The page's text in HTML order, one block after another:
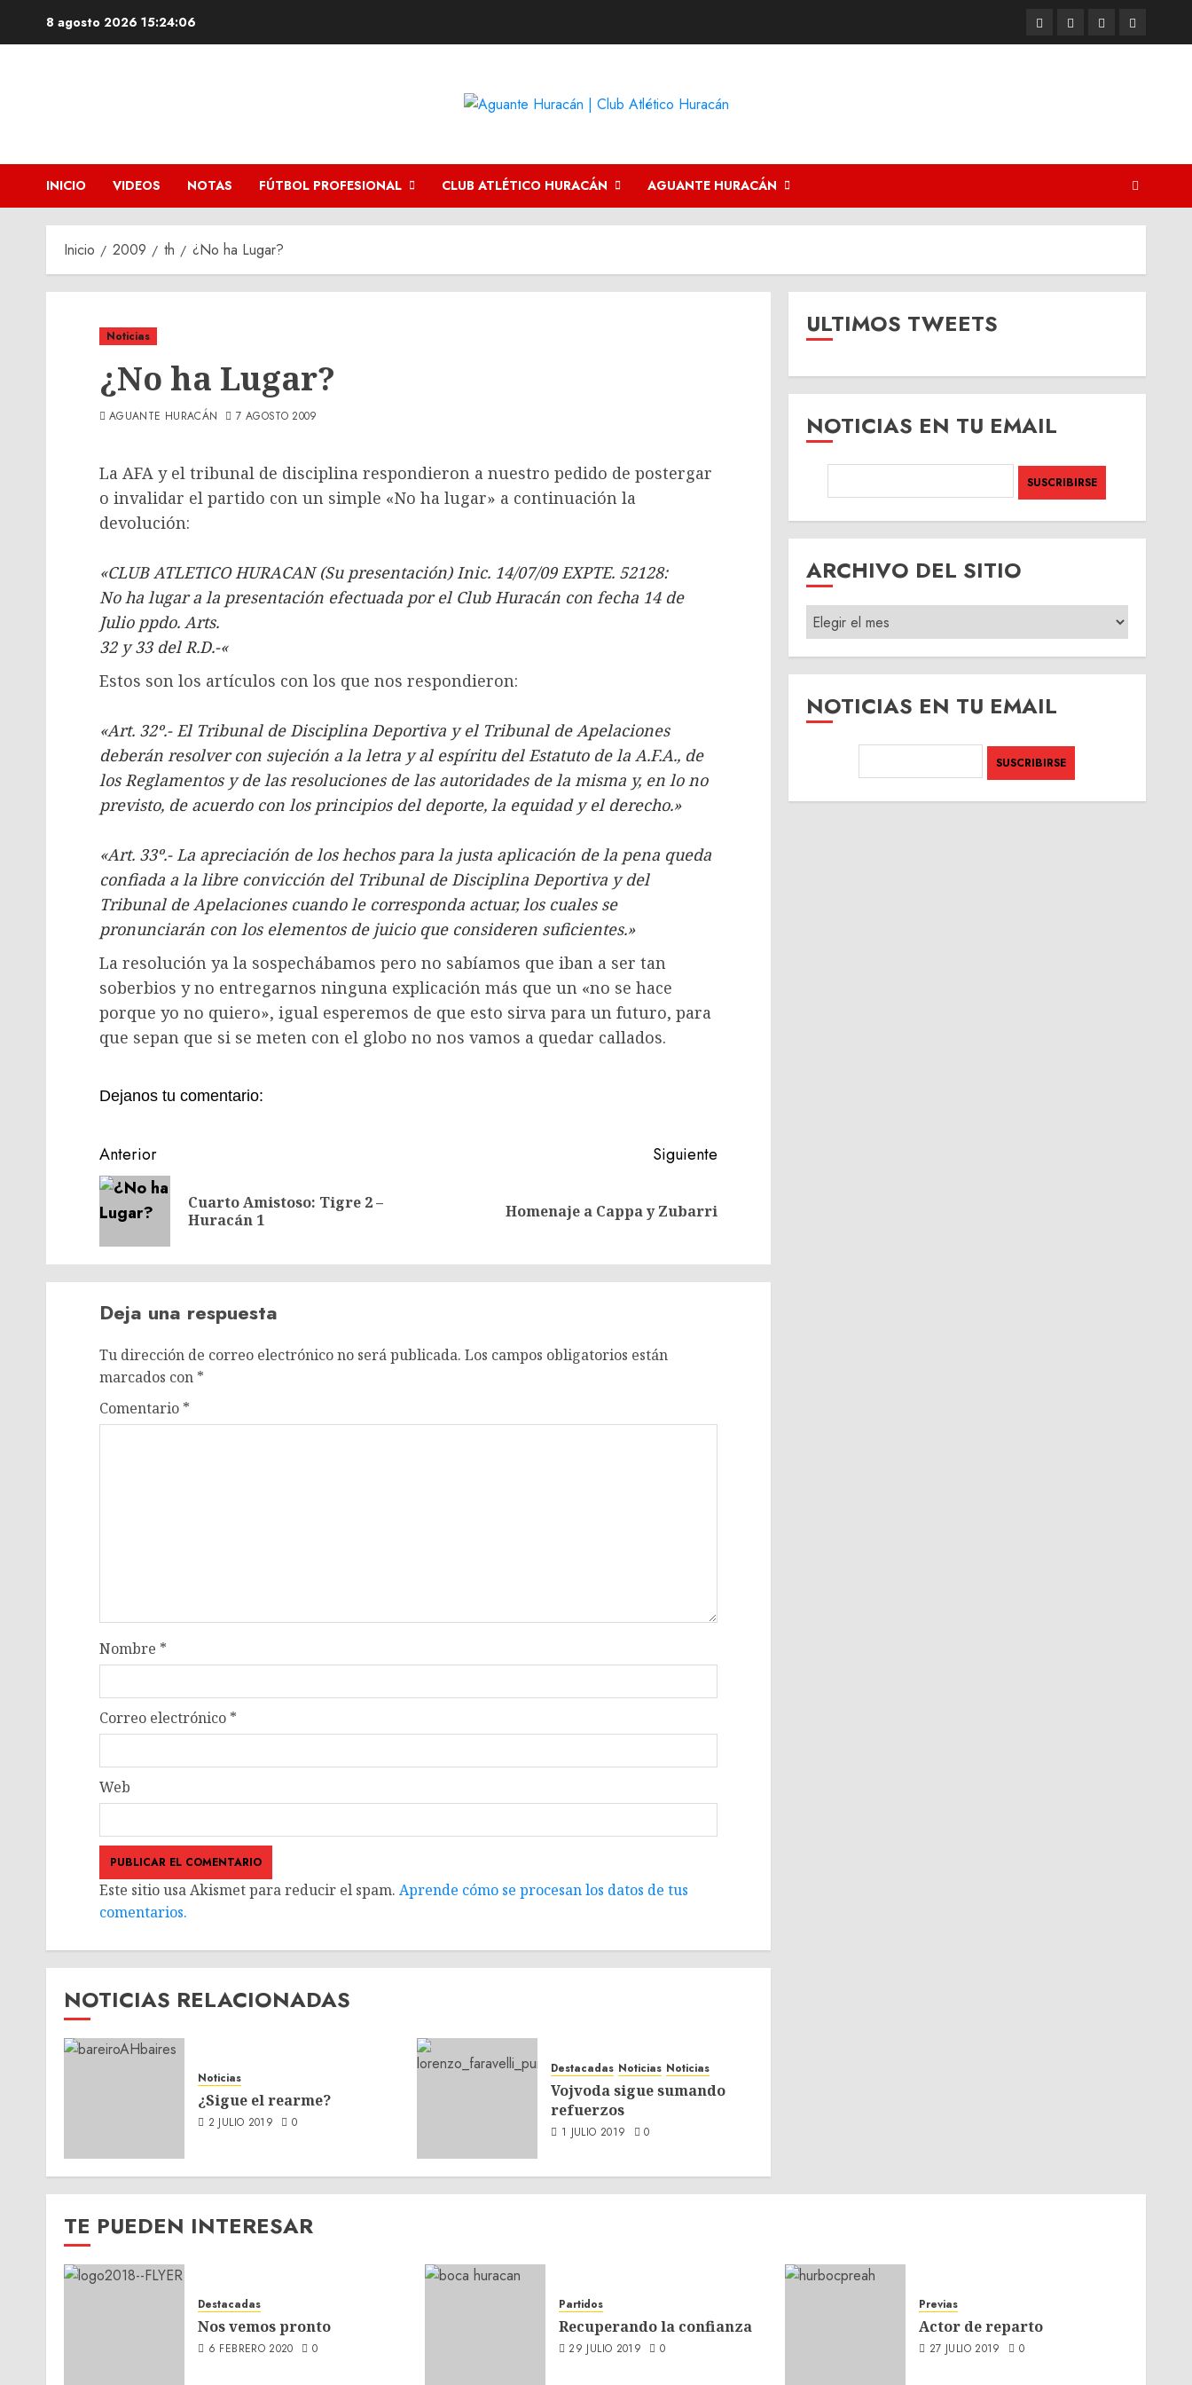
8 agosto 2026 15:24:07 TwitterYoutubeFacebookInstagram
INICIO VIDEOS NOTAS FÚTBOL PROFESIONAL CLUB ATLÉTICO HURACÁN AGUANTE HURACÁN
Inicio 2009 th ¿No ha Lugar?
Noticias
¿No ha Lugar?
AGUANTE HURACÁN 7 AGOSTO 2009
La AFA y el tribunal de disciplina respondieron a nuestro pedido de postergar
o invalidar el partido con un simple «No ha lugar» a continuación la
devolución:
«CLUB ATLETICO HURACAN (Su presentación) Inic. 14/07/09 EXPTE. 52128:
No ha lugar a la presentación efectuada por el Club Huracán con fecha 14 de
Julio ppdo. Arts.
32 y 33 del R.D.-«
Estos son los artículos con los que nos respondieron:
«Art. 32º.- El Tribunal de Disciplina Deportiva y el Tribunal de Apelaciones
deberán resolver con sujeción a la letra y al espíritu del Estatuto de la A.F.A., de
los Reglamentos y de las resoluciones de las autoridades de la misma y, en lo no
previsto, de acuerdo con los principios del deporte, la equidad y el derecho.»
«Art. 33º.- La apreciación de los hechos para la justa aplicación de la pena queda
confiada a la libre convicción del Tribunal de Disciplina Deportiva y del
Tribunal de Apelaciones cuando le corresponda actuar, los cuales se
pronunciarán con los elementos de juicio que consideren suficientes.»
La resolución ya la sospechábamos pero no sabíamos que iban a ser tan
soberbios y no entregarnos ninguna explicación más que un «no se hace
porque yo no quiero», igual esperemos de que esto sirva para un futuro, para
que sepan que si se meten con el globo no nos vamos a quedar callados.
Dejanos tu comentario:
Navegación
de
entradas
Anterior
Cuarto Amistoso: Tigre 2 –
Huracán 1
Siguiente
Homenaje a Cappa y Zubarri
Deja una respuesta
Tu dirección de correo electrónico no será publicada. Los campos obligatorios están
marcados con *
Comentario *
Nombre *
Correo electrónico *
Web
Este sitio usa Akismet para reducir el spam. Aprende cómo se procesan los datos de tus
comentarios.
NOTICIAS RELACIONADAS
Noticias
¿Sigue el rearme?
2 JULIO 2019 0
Destacadas Noticias Noticias
Vojvoda sigue sumando
refuerzos
1 JULIO 2019 0
ULTIMOS TWEETS
NOTICIAS EN TU EMAIL
ARCHIVO DEL SITIO
ARCHIVO
DEL
SITIO
NOTICIAS EN TU EMAIL
TE PUEDEN INTERESAR
Destacadas
Nos vemos pronto
6 FEBRERO 2020 0
Partidos
Recuperando la confianza
29 JULIO 2019 0
Previas
Actor de reparto
27 JULIO 2019 0